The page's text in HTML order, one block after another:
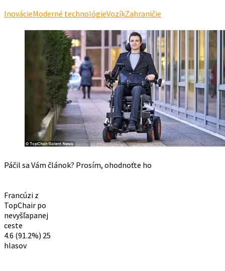
InovácieModerné technológieVozíkZahraničie
Páčil sa Vám článok? Prosím, ohodnoťte ho
Francúzi z
TopChair po
nevyšľapanej
ceste
4.6 (91.2%) 25
hlasov